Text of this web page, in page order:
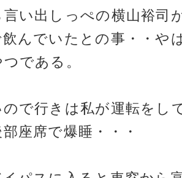
言い出しっぺの横山裕司
んでいたとの事・・や
である。
で行きは私が運転をし
座席で爆睡・・・